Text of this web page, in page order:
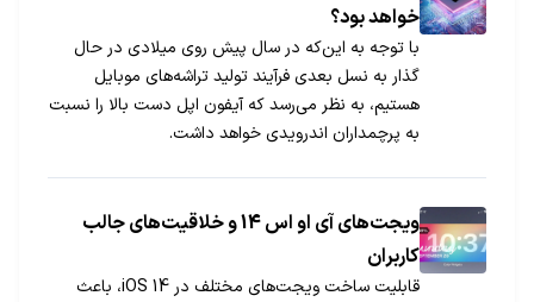
خواهد بود؟
با توجه به این‌که در سال پیش روی میلادی در حال
گذار به نسل بعدی فرآیند تولید تراشه‌های موبایل
هستیم، به نظر می‌رسد که آیفون اپل دست بالا را نسبت
به پرچمداران اندرویدی خواهد داشت.
ویجت‌های آی او اس 14 و خلاقیت‌های جالب
کاربران
قابلیت ساخت ویجت‌های مختلف در iOS 14، باعث